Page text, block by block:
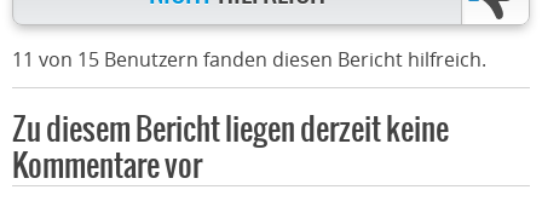
11 von 15 Benutzern fanden diesen Bericht hilfreich.
Zu diesem Bericht liegen derzeit keine
Kommentare vor